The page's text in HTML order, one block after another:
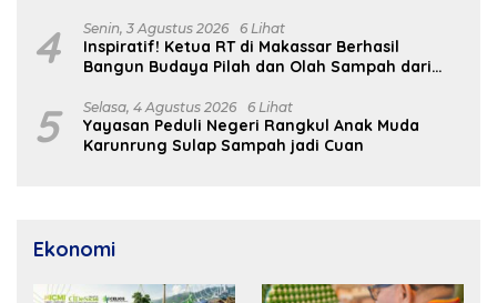
4 Senin, 3 Agustus 2026 6 Lihat
Inspiratif! Ketua RT di Makassar Berhasil
Bangun Budaya Pilah dan Olah Sampah dari
5 Selasa, 4 Agustus 2026 6 Lihat
Yayasan Peduli Negeri Rangkul Anak Muda
Karunrung Sulap Sampah jadi Cuan
Ekonomi